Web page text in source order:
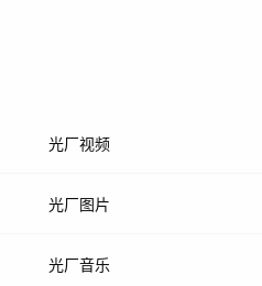
光厂视频
上传视频
光厂图片
上传图片
光厂音乐